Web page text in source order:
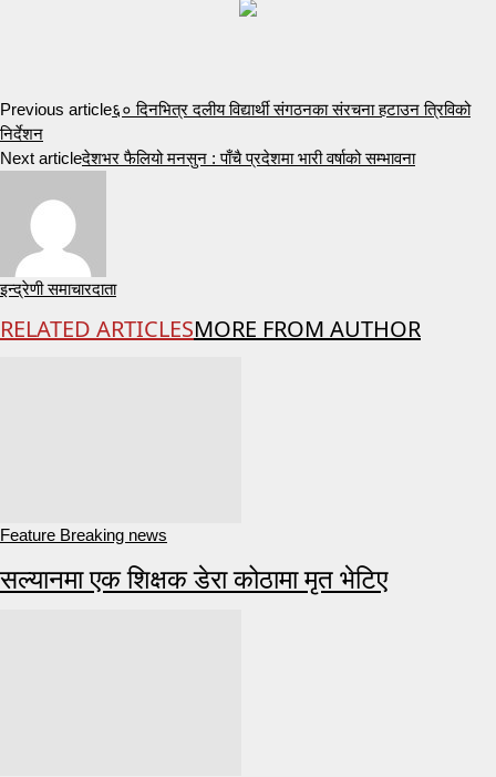
Previous article६० दिनभित्र दलीय विद्यार्थी संगठनका संरचना हटाउन त्रिविको
निर्देशन
Next articleदेशभर फैलियो मनसुन : पाँचै प्रदेशमा भारी वर्षाको सम्भावना
इन्द्रेणी समाचारदाता
RELATED ARTICLESMORE FROM AUTHOR
Feature Breaking news
सल्यानमा एक शिक्षक डेरा कोठामा मृत भेटिए